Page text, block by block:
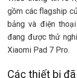
gồm các flagship
bảng và điện
đang được thử
Xiaomi Pad 7 Pro.
Các thiết bị